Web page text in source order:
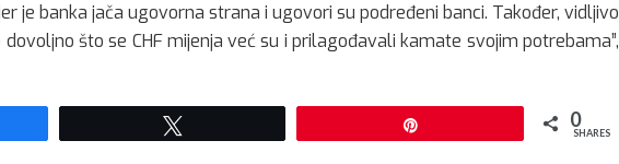
je banka jača ugovorna strana i ugovori su podređeni banci. Također, vidljivo
što se CHF mijenja već su i prilagođavali kamate svojim potrebama”,
0
SHARES